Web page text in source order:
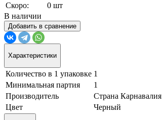
Скоро:
0 шт
В наличии
Добавить в сравнение
Характеристики
Количество в 1 упаковке 1
Минимальная партия
1
Производитель
Страна Карнавалия
Цвет
Черный